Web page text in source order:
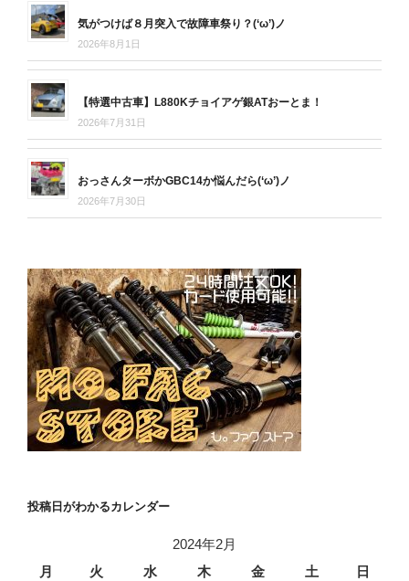
気がつけば８月突入で故障車祭り？(‘ω’)ノ
2026年8月1日
【特選中古車】L880Kチョイアゲ銀ATおーとま！
2026年7月31日
おっさんターボかGBC14か悩んだら(‘ω’)ノ
2026年7月30日
投稿日がわかるカレンダー
2024年2月
月
火 水 木 金 土 日